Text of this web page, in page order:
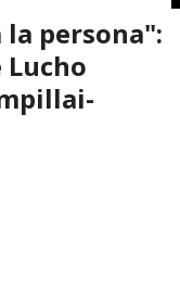
persona":